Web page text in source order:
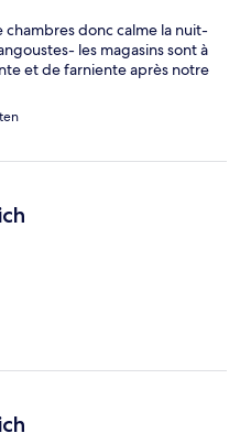
chambres donc calme la nuit-
les magasins sont à
et de farniente après notre